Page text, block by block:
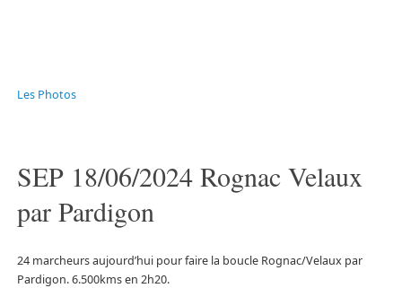
Les Photos
SEP 18/06/2024 Rognac Velaux
par Pardigon
24 marcheurs aujourd’hui pour faire la boucle Rognac/Velaux par
Pardigon. 6.500kms en 2h20.